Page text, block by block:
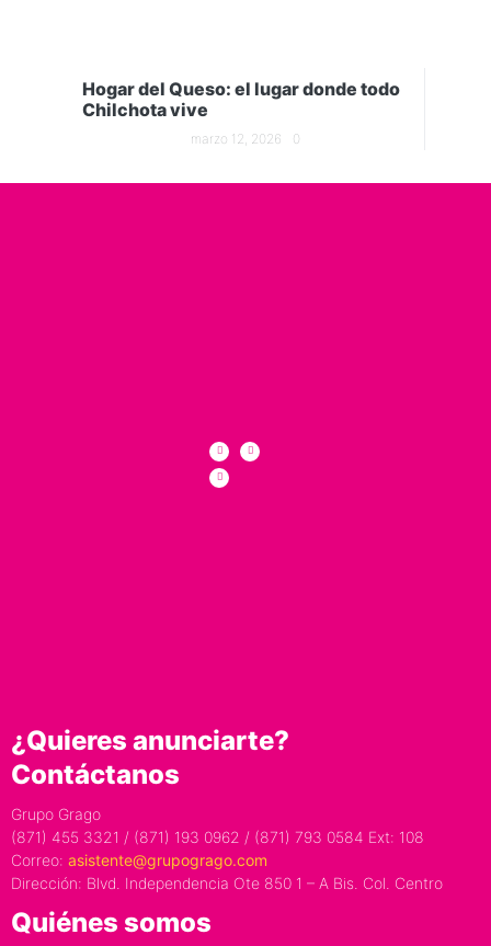
Hogar del Queso: el lugar donde todo
Chilchota vive
marzo 12, 2026 0
¿Quieres anunciarte?
Contáctanos
Grupo Grago
(871) 455 3321 / (871) 193 0962 / (871) 793 0584 Ext: 108
Correo: asistente@grupogrago.com
Dirección: Blvd. Independencia Ote 850 1 – A Bis. Col. Centro
Quiénes somos